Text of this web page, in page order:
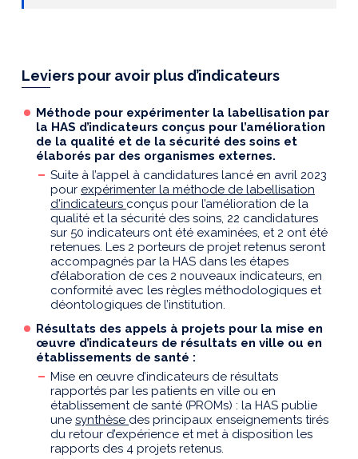
Leviers pour avoir plus d’indicateurs
Méthode pour expérimenter la labellisation par
la HAS d’indicateurs conçus pour l’amélioration
de la qualité et de la sécurité des soins et
élaborés par des organismes externes.
Suite à l’appel à candidatures lancé en avril 2023
pour expérimenter la méthode de labellisation
d'indicateurs conçus pour l’amélioration de la
qualité et la sécurité des soins, 22 candidatures
sur 50 indicateurs ont été examinées, et 2 ont été
retenues. Les 2 porteurs de projet retenus seront
accompagnés par la HAS dans les étapes
d’élaboration de ces 2 nouveaux indicateurs, en
conformité avec les règles méthodologiques et
déontologiques de l’institution.
Résultats des appels à projets pour la mise en
œuvre d’indicateurs de résultats en ville ou en
établissements de santé :
Mise en œuvre d’indicateurs de résultats
rapportés par les patients en ville ou en
établissement de santé (PROMs) : la HAS publie
une synthèse des principaux enseignements tirés
du retour d’expérience et met à disposition les
rapports des 4 projets retenus.